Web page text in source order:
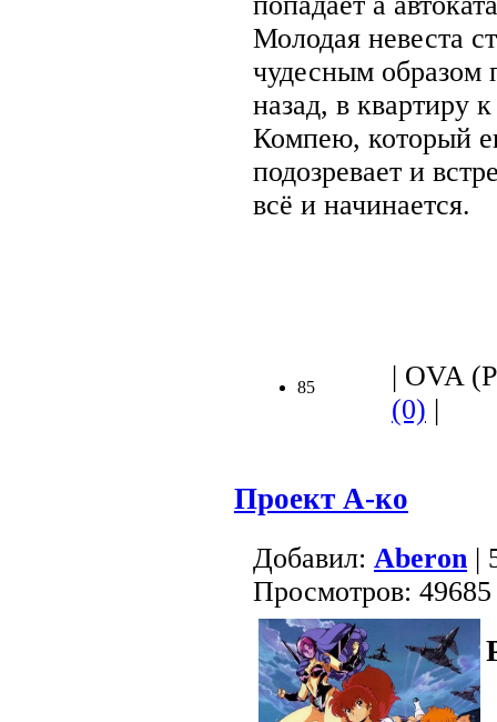
Молодая невеста
чудесным образом
назад, в квартиру
Компею, который
подозревает и
всё и начинается.
85
| OVA
(0) |
Проект А-ко
Добавил: Aberon |
Просмотров: 49685